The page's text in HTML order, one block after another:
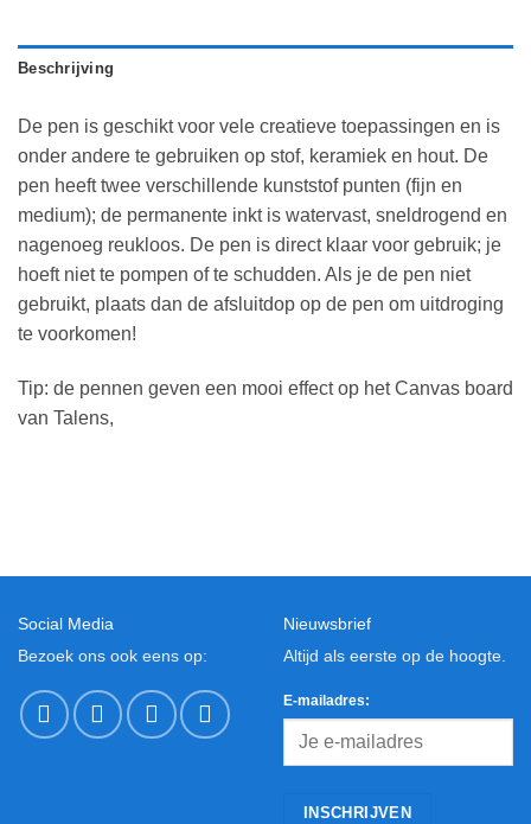
Beschrijving
De pen is geschikt voor vele creatieve toepassingen en is
onder andere te gebruiken op stof, keramiek en hout. De
pen heeft twee verschillende kunststof punten (fijn en
medium); de permanente inkt is watervast, sneldrogend en
nagenoeg reukloos. De pen is direct klaar voor gebruik; je
hoeft niet te pompen of te schudden. Als je de pen niet
gebruikt, plaats dan de afsluitdop op de pen om uitdroging
te voorkomen!
Tip: de pennen geven een mooi effect op het Canvas board
van Talens,
Social Media
Bezoek ons ook eens op:
Nieuwsbrief
Altijd als eerste op de hoogte.
E-mailadres: